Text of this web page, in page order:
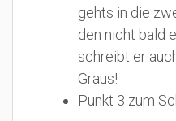
gehts in die
den nicht bald
schreibt er
Graus!
Punkt 3 zum